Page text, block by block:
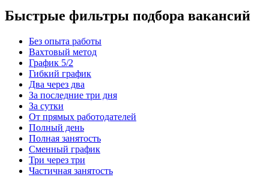
Быстрые фильтры подбора вакансий
Без опыта работы
Вахтовый метод
График 5/2
Гибкий график
Два через два
За последние три дня
За сутки
От прямых работодателей
Полный день
Полная занятость
Сменный график
Три через три
Частичная занятость